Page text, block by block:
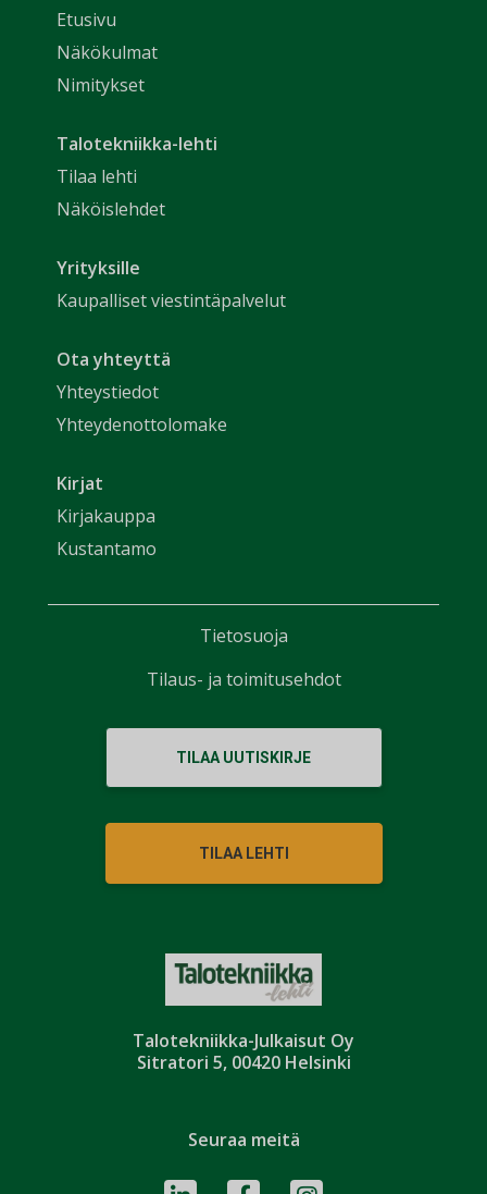
Talotekniikka-Julkaisut Oy
Sitratori 5, 00420 Helsinki
Etusivu
Näkökulmat
Nimitykset
Talotekniikka-lehti
Tilaa lehti
Näköislehdet
Yrityksille
Kaupalliset viestintäpalvelut
Ota yhteyttä
Yhteystiedot
Yhteydenottolomake
Kirjat
Kirjakauppa
Kustantamo
TILAA UUTISKIRJE
TILAA LEHTI
Seuraa meitä
Tietosuoja
Tilaus- ja toimitusehdot